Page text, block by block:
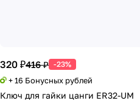
320 ₽416 ₽ -23%
+ 16 Бонусных рублей
Ключ для гайки цанги ER32-UM